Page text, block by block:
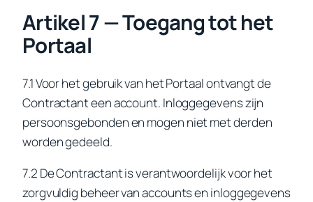
Artikel 7 — Toegang tot het
Portaal
7.1 Voor het gebruik van het Portaal ontvangt de
Contractant een account. Inloggegevens zijn
persoonsgebonden en mogen niet met derden
worden gedeeld.
7.2 De Contractant is verantwoordelijk voor het
zorgvuldig beheer van accounts en inloggegevens